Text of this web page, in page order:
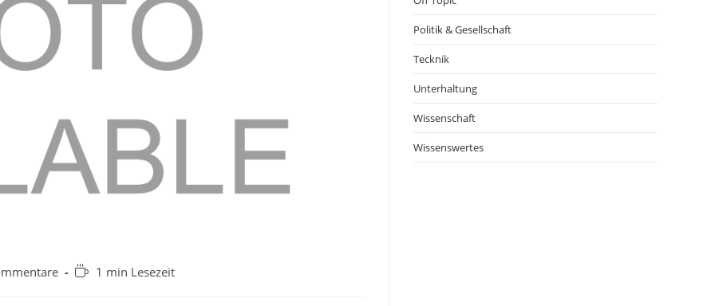
Lesedauer:
1 min Lesezeit
Politik & Gesellschaft
Tecknik
Unterhaltung
Wissenschaft
Wissenswertes